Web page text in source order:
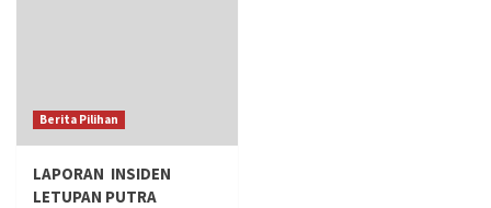
Berita Pilihan
LAPORAN INSIDEN
LETUPAN PUTRA